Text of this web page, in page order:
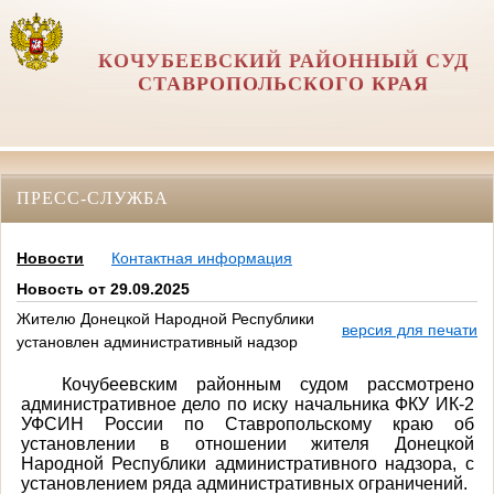
КОЧУБЕЕВСКИЙ РАЙОННЫЙ СУД
СТАВРОПОЛЬСКОГО КРАЯ
ПРЕСС-СЛУЖБА
Новости
Контактная информация
Новость от 29.09.2025
Жителю Донецкой Народной Республики
установлен административный надзор
версия для печати
Кочубеевским районным судом рассмотрено
административное дело по иску начальника ФКУ ИК-2
УФСИН России по Ставропольскому краю об
установлении в отношении жителя Донецкой
Народной Республики административного надзора, с
установлением ряда административных ограничений.